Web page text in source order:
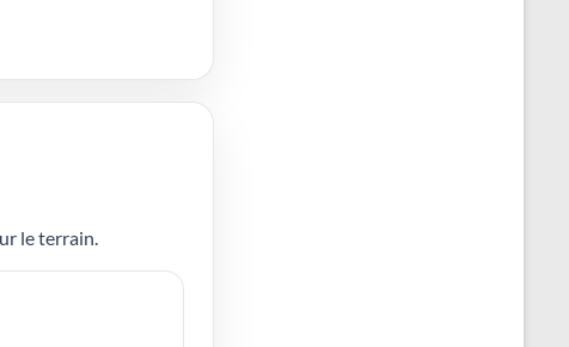
le terrain.